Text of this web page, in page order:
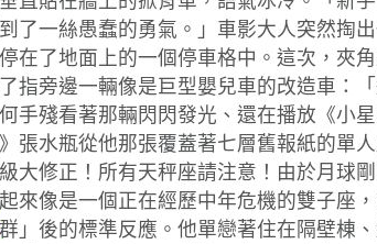
了一絲愚蠢的勇氣。」車影大人突然掏
在了地面上的一個停車格中。這次，
指旁邊一輛像是巨型嬰兒車的改造車：
手殘看著那輛閃閃發光、還在播放《小
張水瓶從他那張覆蓋著七層舊報紙的單
大修正！所有天秤座請注意！由於月球
來像是一個正在經歷中年危機的雙子座
群」後的標準反應。他單戀著住在隔壁棟